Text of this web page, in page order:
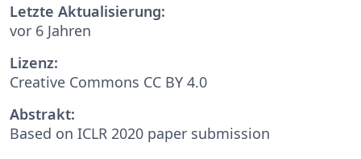
Letzte Aktualisierung:
vor 6 Jahren
Lizenz:
Creative Commons CC BY 4.0
Abstrakt:
Based on ICLR 2020 paper submission